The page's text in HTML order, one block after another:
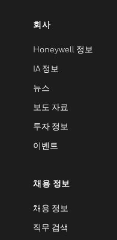
회사
Honeywell 정보
IA 정보
뉴스
보도 자료
투자 정보
이벤트
채용 정보
채용 정보
직무 검색